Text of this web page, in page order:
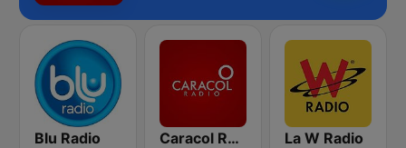
Blu Radio Caracol Radio La W Radio